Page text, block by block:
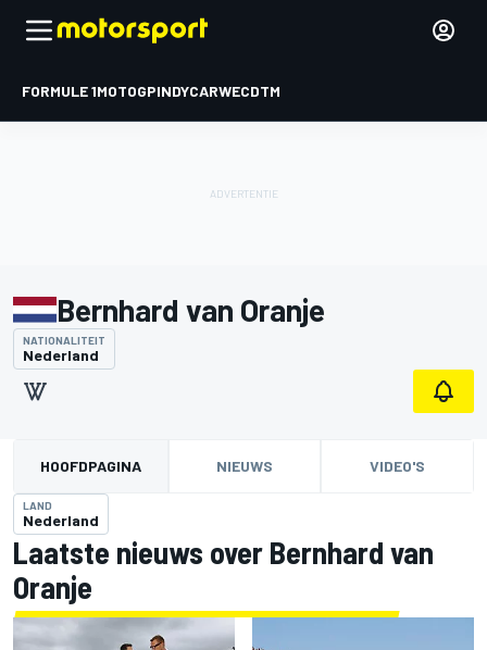
FORMULE 1MOTOGPINDYCARWECDTM
Bernhard van Oranje
NATIONALITEIT
Nederland
HOOFDPAGINA NIEUWS VIDEO'S
LAND
Nederland
Laatste nieuws over Bernhard van
Oranje